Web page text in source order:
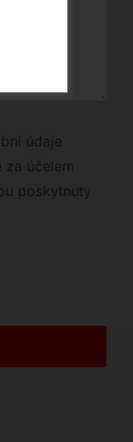
údaje
účelem
poskytnuty